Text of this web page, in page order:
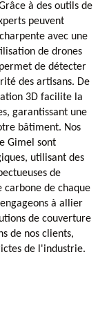
à des outils de
peuvent
avec une
de drones
de détecter
des artisans. De
3D facilite la
garantissant une
bâtiment. Nos
Gimel sont
utilisant des
de
de chaque
à allier
de couverture
de nos clients,
de l'industrie.